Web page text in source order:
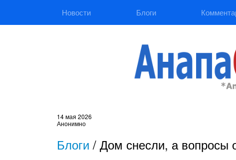
Новости Блоги
14 мая 2026
Анонимно
Блоги / Дом снесли, а вопросы